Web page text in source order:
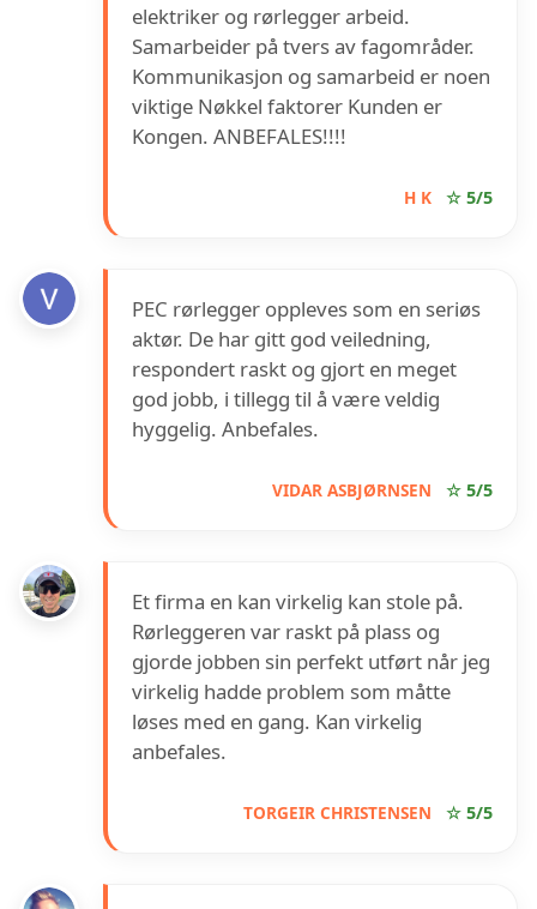
elektriker og rørlegger arbeid.
Samarbeider på tvers av fagområder.
Kommunikasjon og samarbeid er noen
viktige Nøkkel faktorer Kunden er
Kongen. ANBEFALES!!!!
H K ☆ 5/5
PEC rørlegger oppleves som en seriøs
aktør. De har gitt god veiledning,
respondert raskt og gjort en meget
god jobb, i tillegg til å være veldig
hyggelig. Anbefales.
VIDAR ASBJØRNSEN ☆ 5/5
Et firma en kan virkelig kan stole på.
Rørleggeren var raskt på plass og
gjorde jobben sin perfekt utført når jeg
virkelig hadde problem som måtte
løses med en gang. Kan virkelig
anbefales.
TORGEIR CHRISTENSEN ☆ 5/5